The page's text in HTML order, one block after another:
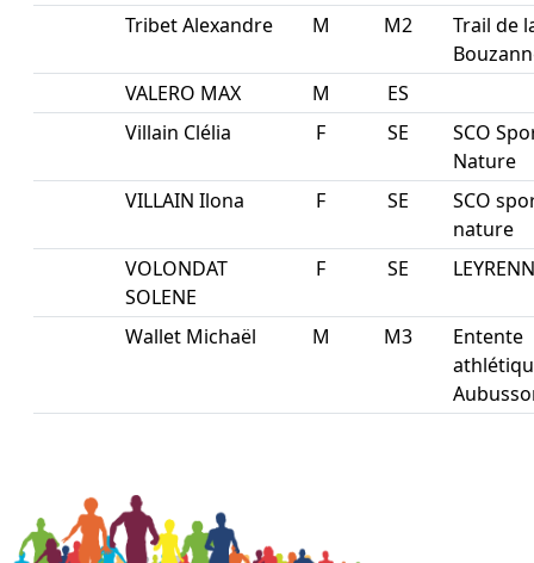
Tribet Alexandre
M M2
Trail de
VALERO MAX
M
ES
Villain Clélia
F SE
SCO
Nature
VILLAIN Ilona
F SE
SCO
nature
VOLONDAT
SOLENE
F SE
Wallet Michaël M M3
Entente